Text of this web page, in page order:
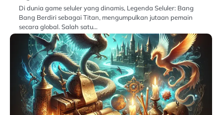
Di dunia game seluler yang dinamis, Legenda Seluler: Bang
Bang Berdiri sebagai Titan, mengumpulkan jutaan pemain
secara global. Salah satu…